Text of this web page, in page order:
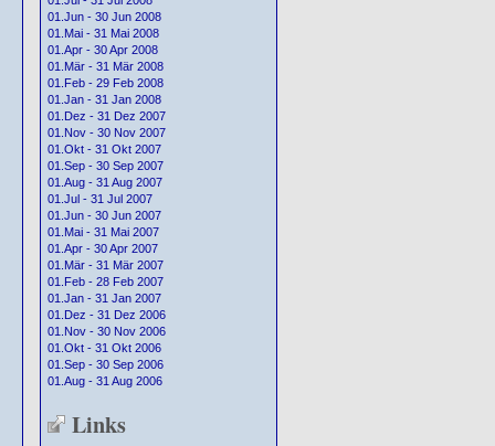
01.Jun - 30 Jun 2008
01.Mai - 31 Mai 2008
01.Apr - 30 Apr 2008
01.Mär - 31 Mär 2008
01.Feb - 29 Feb 2008
01.Jan - 31 Jan 2008
01.Dez - 31 Dez 2007
01.Nov - 30 Nov 2007
01.Okt - 31 Okt 2007
01.Sep - 30 Sep 2007
01.Aug - 31 Aug 2007
01.Jul - 31 Jul 2007
01.Jun - 30 Jun 2007
01.Mai - 31 Mai 2007
01.Apr - 30 Apr 2007
01.Mär - 31 Mär 2007
01.Feb - 28 Feb 2007
01.Jan - 31 Jan 2007
01.Dez - 31 Dez 2006
01.Nov - 30 Nov 2006
01.Okt - 31 Okt 2006
01.Sep - 30 Sep 2006
01.Aug - 31 Aug 2006
Links